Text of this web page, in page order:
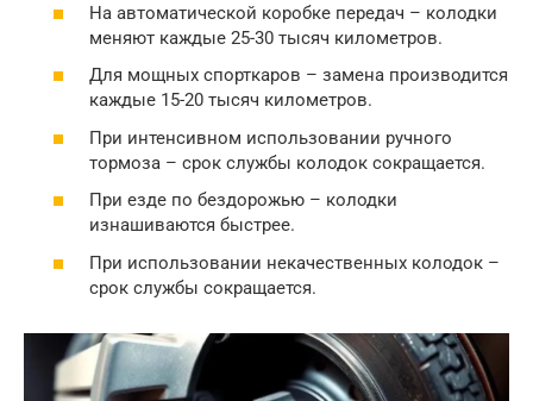
На автоматической коробке передач – колодки
меняют каждые 25-30 тысяч километров.
Для мощных спорткаров – замена производится
каждые 15-20 тысяч километров.
При интенсивном использовании ручного
тормоза – срок службы колодок сокращается.
При езде по бездорожью – колодки
изнашиваются быстрее.
При использовании некачественных колодок –
срок службы сокращается.